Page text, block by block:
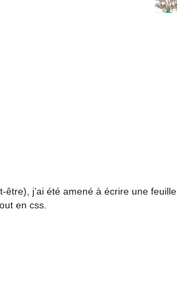
j’ai été amené à écrire une feuille
en css.